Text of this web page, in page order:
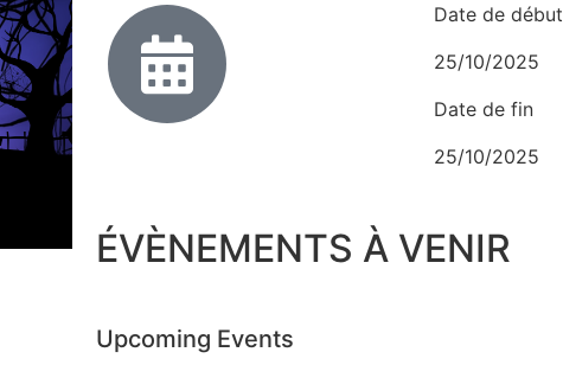
Date de début
25/10/2025
Date de fin
25/10/2025
ÉVÈNEMENTS À VENIR
Upcoming Events